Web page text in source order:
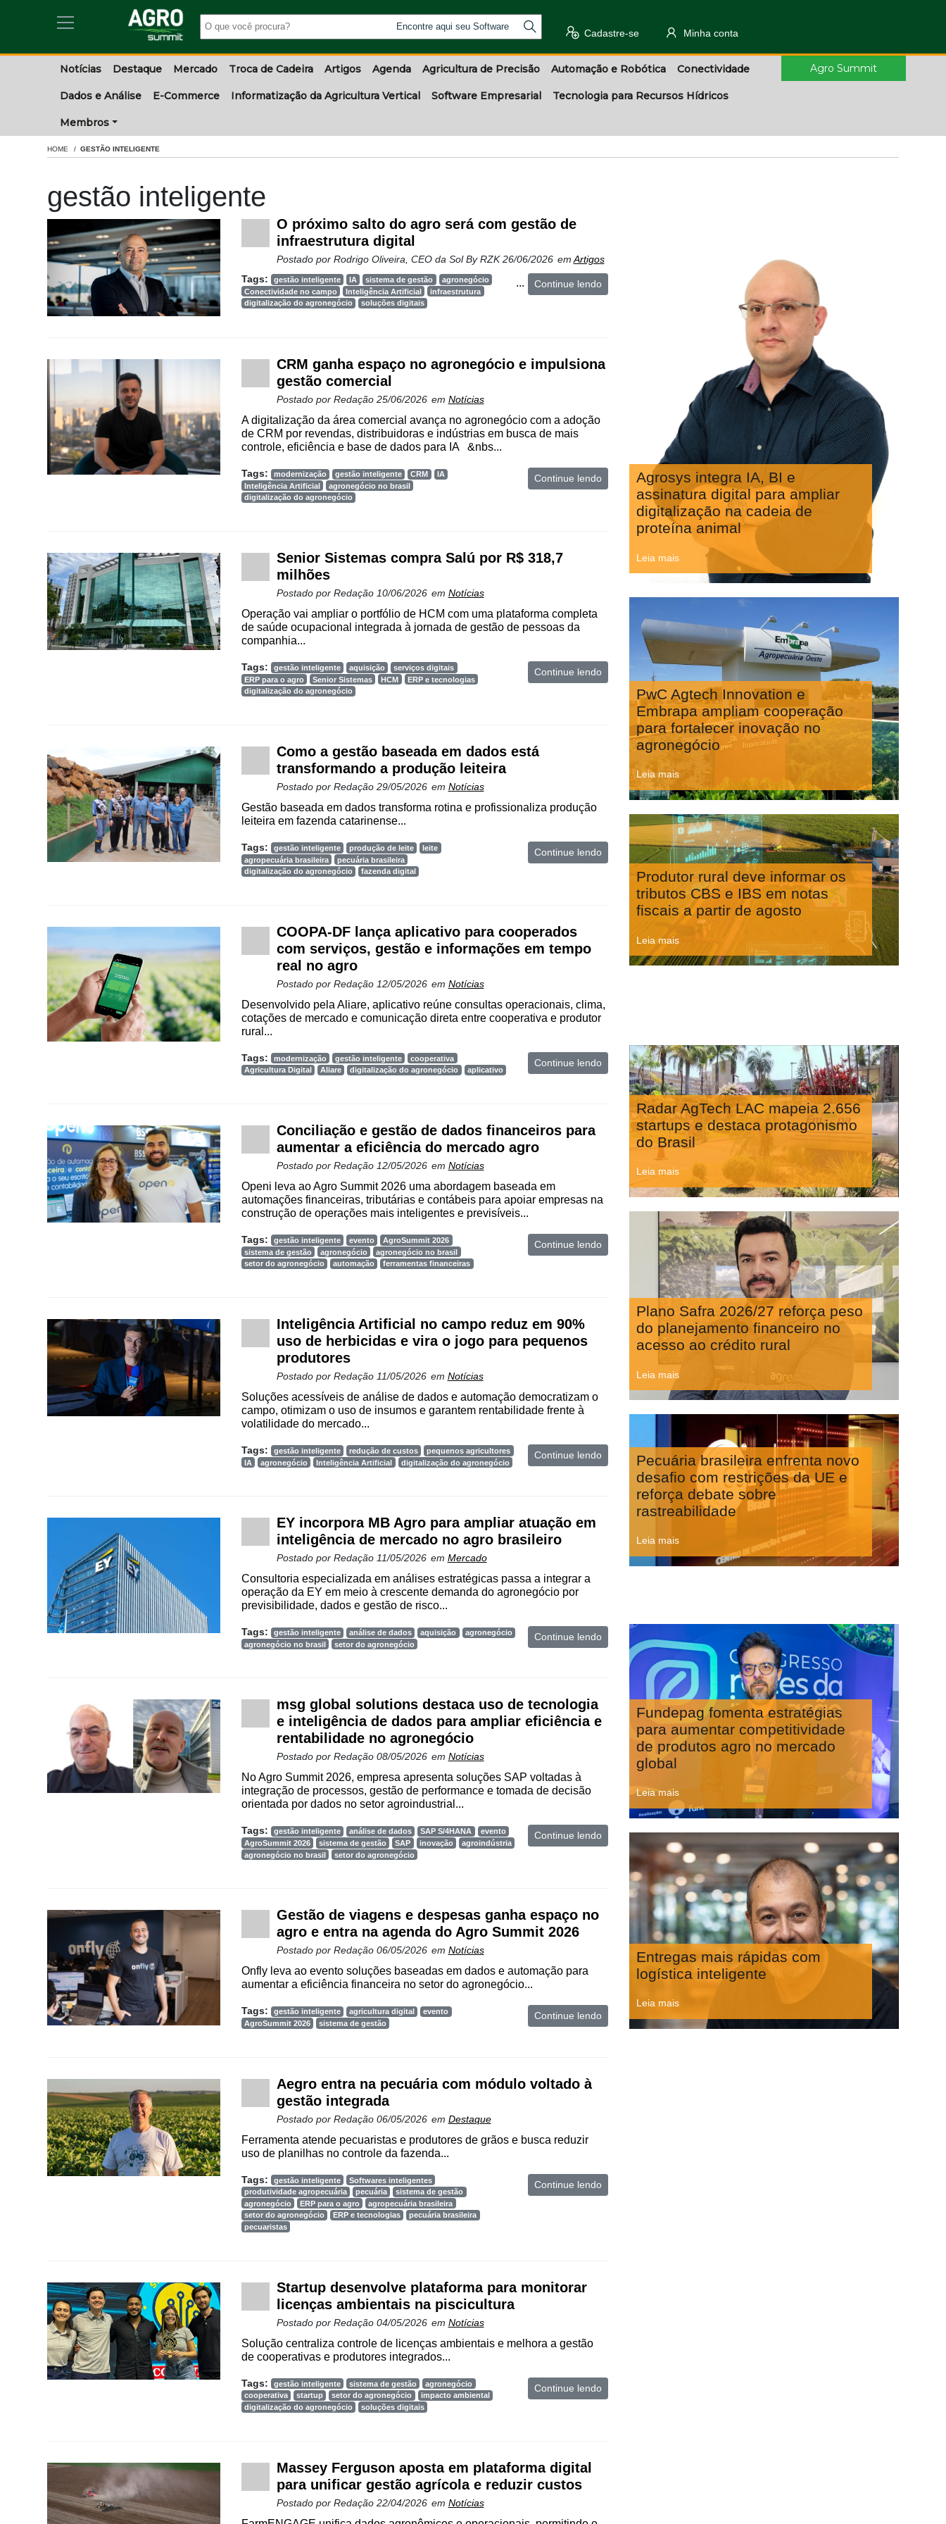
Destaque
Mercado
Agricultura
Precisão
Automação
Commerce
Informatização
Tecnologia
Membros
Tecprime
Consulting
Manager
Encontre aqui seu Software
Cadastre-se Minha conta
Notícias Destaque Mercado Troca de Cadeira Artigos Agenda Agricultura de Precisão Automação e Robótica Conectividade
Dados e Análise E-Commerce Informatização da Agricultura Vertical Software Empresarial Tecnologia para Recursos Hídricos
Membros
Agro Summit
HOME GESTÃO INTELIGENTE
gestão inteligente
O próximo salto do agro será com gestão de
infraestrutura digital
Postado por Rodrigo Oliveira, CEO da Sol By RZK26/06/2026 em Artigos
...
Tags: gestão inteligente IA sistema de gestão
agronegócio
Conectividade no campo
Inteligência Artificial
infraestrutura
digitalização do agronegócio
soluções digitais
Continue lendo
CRM ganha espaço no agronegócio e impulsiona
gestão comercial
Postado por Redação 25/06/2026 em Notícias
A digitalização da área comercial avança no agronegócio com a adoção
de CRM por revendas, distribuidoras e indústrias em busca de mais
controle, eficiência e base de dados para IA &nbs...
Tags: modernização gestão inteligente CRM
IA
Inteligência Artificial
agronegócio no brasil
digitalização do agronegócio
Continue lendo
Senior Sistemas compra Salú por R$ 318,7
milhões
Postado por Redação 10/06/2026 em Notícias
Operação vai ampliar o portfólio de HCM com uma plataforma completa
de saúde ocupacional integrada à jornada de gestão de pessoas da
companhia...
Tags: gestão inteligente aquisição
serviços digitais
ERP para o agro
Senior Sistemas HCM
ERP e tecnologias
digitalização do agronegócio
Continue lendo
Como a gestão baseada em dados está
transformando a produção leiteira
Postado por Redação 29/05/2026 em Notícias
Gestão baseada em dados transforma rotina e profissionaliza produção
leiteira em fazenda catarinense...
Tags: gestão inteligente produção de leite
leite
agropecuária brasileira
pecuária brasileira
digitalização do agronegócio
fazenda digital
Continue lendo
COOPA-DF lança aplicativo para cooperados
com serviços, gestão e informações em tempo
real no agro
Postado por Redação 12/05/2026 em Notícias
Desenvolvido pela Aliare, aplicativo reúne consultas operacionais, clima,
cotações de mercado e comunicação direta entre cooperativa e produtor
rural...
Tags: modernização gestão inteligente
cooperativa
Agricultura Digital
Aliare digitalização do agronegócio aplicativo
Continue lendo
Conciliação e gestão de dados financeiros para
aumentar a eficiência do mercado agro
Postado por Redação 12/05/2026 em Notícias
Openi leva ao Agro Summit 2026 uma abordagem baseada em
automações financeiras, tributárias e contábeis para apoiar empresas na
construção de operações mais inteligentes e previsíveis...
Tags: gestão inteligente evento
AgroSummit 2026
sistema de gestão
agronegócio
agronegócio no brasil
setor do agronegócio
automação ferramentas financeiras
Continue lendo
Inteligência Artificial no campo reduz em 90%
uso de herbicidas e vira o jogo para pequenos
produtores
Postado por Redação 11/05/2026 em Notícias
Soluções acessíveis de análise de dados e automação democratizam o
campo, otimizam o uso de insumos e garantem rentabilidade frente à
volatilidade do mercado...
Tags: gestão inteligente redução de custos
pequenos agricultores
IA
agronegócio Inteligência Artificial digitalização do agronegócio
Continue lendo
EY incorpora MB Agro para ampliar atuação em
inteligência de mercado no agro brasileiro
Postado por Redação 11/05/2026 em Mercado
Consultoria especializada em análises estratégicas passa a integrar a
operação da EY em meio à crescente demanda do agronegócio por
previsibilidade, dados e gestão de risco...
Tags: gestão inteligente análise de dados aquisição
agronegócio
agronegócio no brasil
setor do agronegócio
Continue lendo
msg global solutions destaca uso de tecnologia
e inteligência de dados para ampliar eficiência e
rentabilidade no agronegócio
Postado por Redação 08/05/2026 em Notícias
No Agro Summit 2026, empresa apresenta soluções SAP voltadas à
integração de processos, gestão de performance e tomada de decisão
orientada por dados no setor agroindustrial...
Tags: gestão inteligente análise de dados SAP S/4HANA
evento
AgroSummit 2026
sistema de gestão SAP inovação
agroindústria
agronegócio no brasil
setor do agronegócio
Continue lendo
Gestão de viagens e despesas ganha espaço no
agro e entra na agenda do Agro Summit 2026
Postado por Redação 06/05/2026 em Notícias
Onfly leva ao evento soluções baseadas em dados e automação para
aumentar a eficiência financeira no setor do agronegócio...
Tags: gestão inteligente agricultura digital
evento
AgroSummit 2026
sistema de gestão
Continue lendo
Aegro entra na pecuária com módulo voltado à
gestão integrada
Postado por Redação 06/05/2026 em Destaque
Ferramenta atende pecuaristas e produtores de grãos e busca reduzir
uso de planilhas no controle da fazenda...
Tags: gestão inteligente
Softwares inteligentes
produtividade agropecuária
pecuária
sistema de gestão
agronegócio
ERP para o agro
agropecuária brasileira
setor do agronegócio
ERP e tecnologias
pecuária brasileira
pecuaristas
Continue lendo
Startup desenvolve plataforma para monitorar
licenças ambientais na piscicultura
Postado por Redação 04/05/2026 em Notícias
Solução centraliza controle de licenças ambientais e melhora a gestão
de cooperativas e produtores integrados...
Tags: gestão inteligente sistema de gestão
agronegócio
cooperativa
startup setor do agronegócio
impacto ambiental
digitalização do agronegócio
soluções digitais
Continue lendo
Massey Ferguson aposta em plataforma digital
para unificar gestão agrícola e reduzir custos
Postado por Redação 22/04/2026 em Notícias
Agrosys integra IA, BI e
assinatura digital para ampliar
digitalização na cadeia de
proteína animal
Leia mais
PwC Agtech Innovation e
Embrapa ampliam cooperação
para fortalecer inovação no
agronegócio
Leia mais
Produtor rural deve informar os
tributos CBS e IBS em notas
fiscais a partir de agosto
Leia mais
Radar AgTech LAC mapeia 2.656
startups e destaca protagonismo
do Brasil
Leia mais
Plano Safra 2026/27 reforça peso
do planejamento financeiro no
acesso ao crédito rural
Leia mais
Pecuária brasileira enfrenta novo
desafio com restrições da UE e
reforça debate sobre
rastreabilidade
Leia mais
Fundepag fomenta estratégias
para aumentar competitividade
de produtos agro no mercado
global
Leia mais
Entregas mais rápidas com
logística inteligente
Leia mais